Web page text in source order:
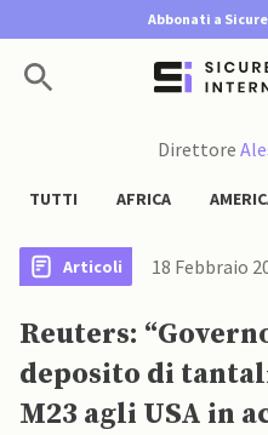
Abbonati a
Direttore
TUTTI AFRICA
Articoli 18 Febbraio
Reuters:
deposito di
M23 agli USA in